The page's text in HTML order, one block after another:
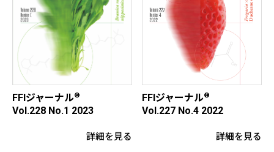
FFIジャーナル®
Vol.228 No.1 2023
詳細を見る
FFIジャーナル®
Vol.227 No.4 2022
詳細を見る